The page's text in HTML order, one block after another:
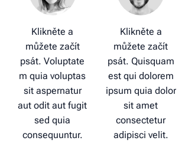
Klikněte a
můžete začít
psát. Voluptate
m quia voluptas
sit aspernatur
aut odit aut fugit
sed quia
consequuntur.
Klikněte a
můžete začít
psát. Quisquam
est qui dolorem
ipsum quia dolor
sit amet
consectetur
adipisci velit.